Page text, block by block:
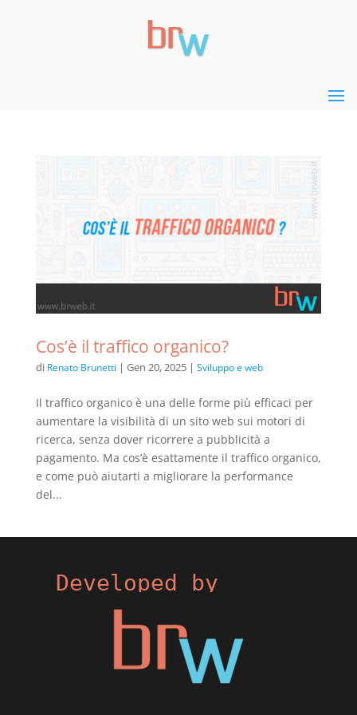
Cos’è il traffico organico?
di Renato Brunetti | Gen 20, 2025| Sviluppo e web
Il traffico organico è una delle forme più efficaci per
aumentare la visibilità di un sito web sui motori di
ricerca, senza dover ricorrere a pubblicità a
pagamento. Ma cos’è esattamente il traffico organico,
e come può aiutarti a migliorare la performance
del...
Developed by